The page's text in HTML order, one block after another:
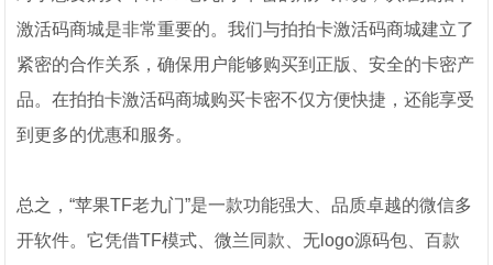
激活码商城是非常重要的。我们与拍拍卡激活码商城建立了
紧密的合作关系，确保用户能够购买到正版、安全的卡密产
品。在拍拍卡激活码商城购买卡密不仅方便快捷，还能享受
到更多的优惠和服务。
总之，“苹果TF老九门”是一款功能强大、品质卓越的微信多
开软件。它凭借TF模式、微兰同款、无logo源码包、百款